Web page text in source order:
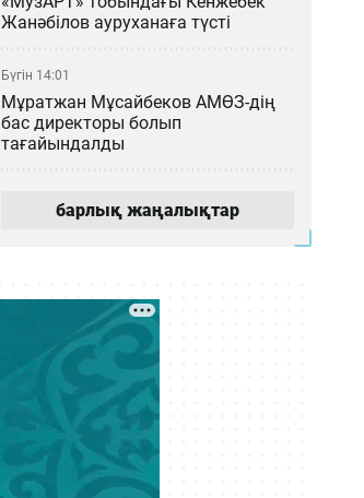
Жанәбілов ауруханаға түсті
Бүгін 14:01
Мұратжан Мұсайбеков АМӨЗ-дің
бас директоры болып
тағайындалды
Қазақстан футбол құрамасының
Бүгін 12:14
Астанада сынақтан өткен
әуетаксидің алғашқы жолаушысы
— министр
Бүгін 11:34
30 миллион теңгеге денесіне
жарнама салуды ұсынған Махмуд
Хикматовқа іздеу жарияланды
барлық жаңалықтар